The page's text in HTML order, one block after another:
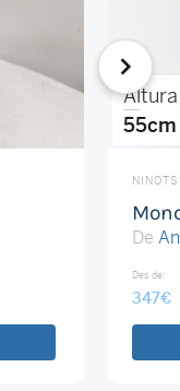
Altura
55cm
De
Des de:
347€